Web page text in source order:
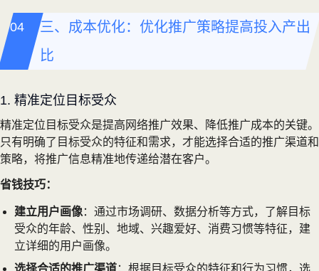
三、成本优化：优化推广策略提高投入产出
比
1. 精准定位目标受众
精准定位目标受众是提高网络推广效果、降低推广成本的关键。
只有明确了目标受众的特征和需求，才能选择合适的推广渠道和
策略，将推广信息精准地传递给潜在客户。
省钱技巧：
建立用户画像：通过市场调研、数据分析等方式，了解目标
受众的年龄、性别、地域、兴趣爱好、消费习惯等特征，建
立详细的用户画像。
选择合适的推广渠道：根据目标受众的特征和行为习惯，选